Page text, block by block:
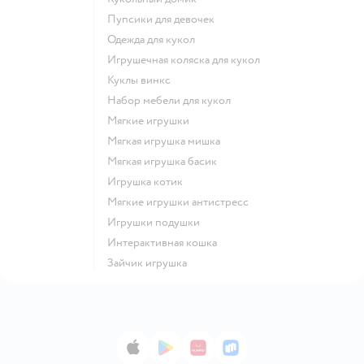
Пупсики для девочек
Одежда для кукол
Игрушечная коляска для кукол
Куклы винкс
Набор мебели для кукол
Мягкие игрушки
Мягкая игрушка мишка
Мягкая игрушка басик
Игрушка котик
Мягкие игрушки антистресс
Игрушки подушки
Интерактивная кошка
Зайчик игрушка
App StoreGoogle Play
AppGallery
RuStore